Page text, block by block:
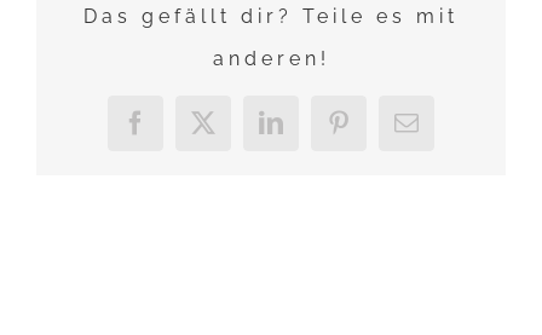
Das gefällt dir? Teile es mit
anderen!
Facebook
X LinkedInPinterest
E-